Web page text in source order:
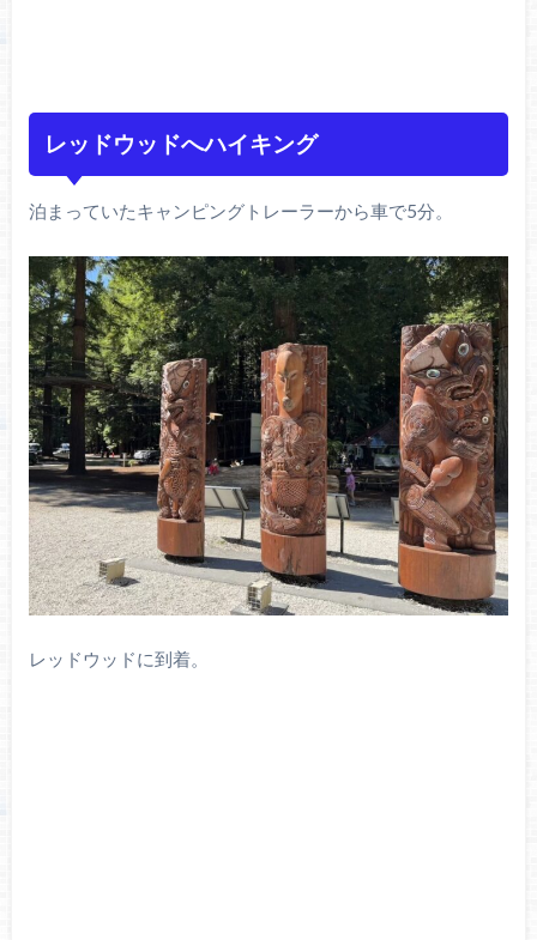
レッドウッドへハイキング
泊まっていたキャンピングトレーラーから車で5分。
レッドウッドに到着。